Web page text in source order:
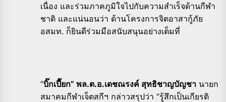
เนื่อง และร่วมภาคภูมิใจไปกับความสำเร็จด้านกีฬา
ชาติ และแน่นอนว่า ด้านโครงการจิตอาสากู้ภัย
อสมท. ก็ยินดีร่วมมือสนับสนุนอย่างเต็มที่
“บิ๊กเปี๊ยก” พล.ต.อ.เดชณรงค์ สุทธิชาญบัญชา นายก
สมาคมกีฬาเจ็ตสกีฯ กล่าวสรุปว่า “รู้สึกเป็นเกียรติ